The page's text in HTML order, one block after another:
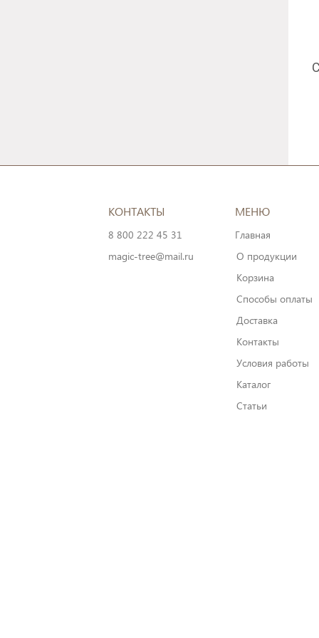
КОНТАКТЫ
8 800 222 45 31
magic-tree@mail.ru
МЕНЮ
Главная
О продукции
Корзина
Способы оплаты
Доставка
Контакты
Условия работы
Каталог
Статьи